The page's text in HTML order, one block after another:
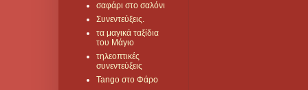
σαφάρι στο σαλόνι
Συνεντεύξεις.
τα μαγικά ταξίδια
του Μάγιο
τηλεοπτικές
συνεντεύξεις
Tango στο Φάρο